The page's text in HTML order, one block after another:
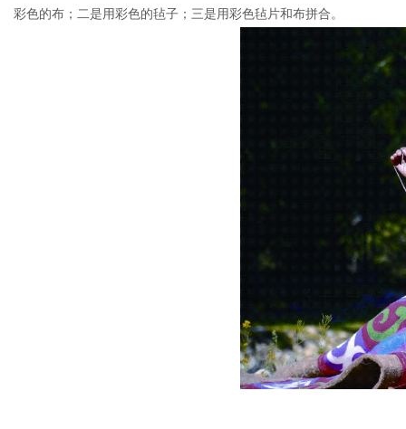
彩色的布；二是用彩色的毡子；三是用彩色毡片和布拼合。